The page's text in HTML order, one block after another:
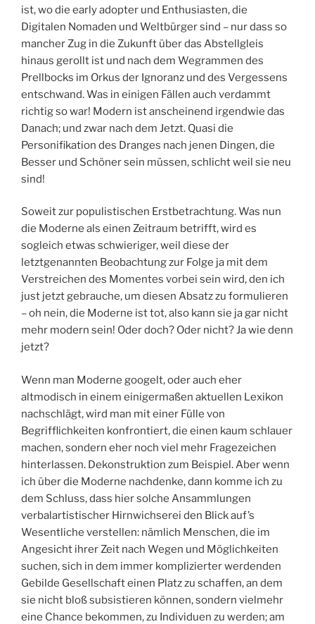
ist, wo die early adopter und Enthusiasten, die
Digitalen Nomaden und Weltbürger sind – nur dass so
mancher Zug in die Zukunft über das Abstellgleis
hinaus gerollt ist und nach dem Wegrammen des
Prellbocks im Orkus der Ignoranz und des Vergessens
entschwand. Was in einigen Fällen auch verdammt
richtig so war! Modern ist anscheinend irgendwie das
Danach; und zwar nach dem Jetzt. Quasi die
Personifikation des Dranges nach jenen Dingen, die
Besser und Schöner sein müssen, schlicht weil sie neu
sind!
Soweit zur populistischen Erstbetrachtung. Was nun
die Moderne als einen Zeitraum betrifft, wird es
sogleich etwas schwieriger, weil diese der
letztgenannten Beobachtung zur Folge ja mit dem
Verstreichen des Momentes vorbei sein wird, den ich
just jetzt gebrauche, um diesen Absatz zu formulieren
– oh nein, die Moderne ist tot, also kann sie ja gar nicht
mehr modern sein! Oder doch? Oder nicht? Ja wie denn
jetzt?
Wenn man Moderne googelt, oder auch eher
altmodisch in einem einigermaßen aktuellen Lexikon
nachschlägt, wird man mit einer Fülle von
Begrifflichkeiten konfrontiert, die einen kaum schlauer
machen, sondern eher noch viel mehr Fragezeichen
hinterlassen. Dekonstruktion zum Beispiel. Aber wenn
ich über die Moderne nachdenke, dann komme ich zu
dem Schluss, dass hier solche Ansammlungen
verbalartistischer Hirnwichserei den Blick auf’s
Wesentliche verstellen: nämlich Menschen, die im
Angesicht ihrer Zeit nach Wegen und Möglichkeiten
suchen, sich in dem immer komplizierter werdenden
Gebilde Gesellschaft einen Platz zu schaffen, an dem
sie nicht bloß subsistieren können, sondern vielmehr
eine Chance bekommen, zu Individuen zu werden; am